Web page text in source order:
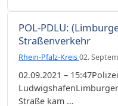
POL-PDLU:
Straßenverkehr
Rhein-Pfalz-Kreis02.
02.09.2021 –
Straße kam …